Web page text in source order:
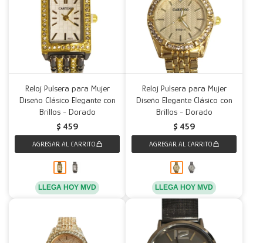
Reloj Pulsera para Mujer
Diseño Clásico Elegante con
Brillos - Dorado
$ 459
LLEGA HOY MVD
Reloj Pulsera para Mujer
Diseño Elegante Clásico con
Brillos - Dorado
$ 459
LLEGA HOY MVD